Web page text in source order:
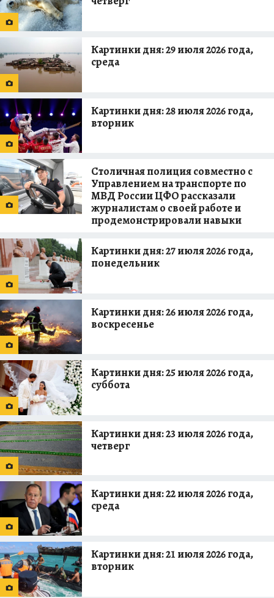
Картинки дня: 29 июля 2026 года,
среда
Картинки дня: 28 июля 2026 года,
вторник
Столичная полиция совместно с
Управлением на транспорте по
МВД России ЦФО рассказали
журналистам о своей работе и
продемонстрировали навыки
Картинки дня: 27 июля 2026 года,
понедельник
Картинки дня: 26 июля 2026 года,
воскресенье
Картинки дня: 25 июля 2026 года,
суббота
Картинки дня: 23 июля 2026 года,
четверг
Картинки дня: 22 июля 2026 года,
среда
Картинки дня: 21 июля 2026 года,
вторник